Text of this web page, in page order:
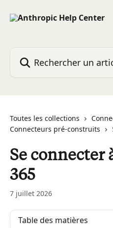
Toutes les collections
Connecteurs pré-construits
Se connecter
365
7 juillet 2026
Table des matières